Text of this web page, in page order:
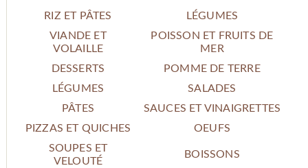
RIZ ET PÂTES
LÉGUMES
VIANDE ET
VOLAILLE
POISSON ET FRUITS DE
MER
DESSERTS
POMME DE TERRE
LÉGUMES
SALADES
PÂTES
SAUCES ET VINAIGRETTES
PIZZAS ET QUICHES
OEUFS
SOUPES ET
VELOUTÉ
BOISSONS